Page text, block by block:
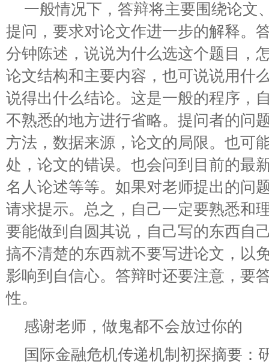
一般情况下，答辩将主要围绕论文
提问，要求对论文作进一步的解释。
分钟陈述，说说为什么选这个题目，
论文结构和主要内容，也可说说用什
说得出什么结论。这是一般的程序，
不熟悉的地方进行省略。提问者的问
方法，数据来源，论文的局限。也可
处，论文的错误。也会问到目前的最
名人论述等等。如果对老师提出的问
请求提示。总之，自己一定要熟悉和
要能做到自圆其说，自己写的东西自
搞不清楚的东西就不要写进论文，以
影响到自信心。答辩时还要注意，要
性。
感谢老师，做鬼都不会放过你的
国际金融危机传递机制初探摘要：